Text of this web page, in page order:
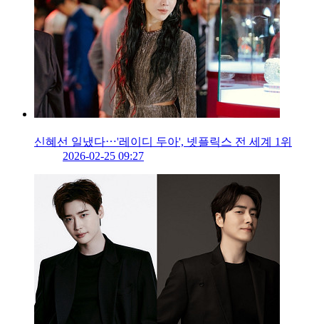
신혜선 일냈다⋯'레이디 두아', 넷플릭스 전 세계 1위
2026-02-25 09:27